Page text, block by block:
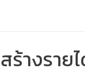
ร้างราย